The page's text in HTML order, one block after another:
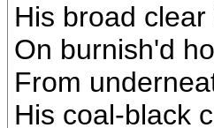
His broad
On burnish'd
From
His coal-black